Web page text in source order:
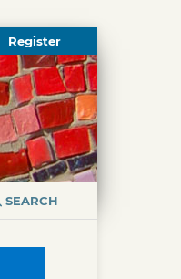
SEARCH
Register